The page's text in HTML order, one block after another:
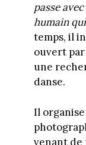
passe
humain qui
temps, il
ouvert
une
danse.
Il
venant de